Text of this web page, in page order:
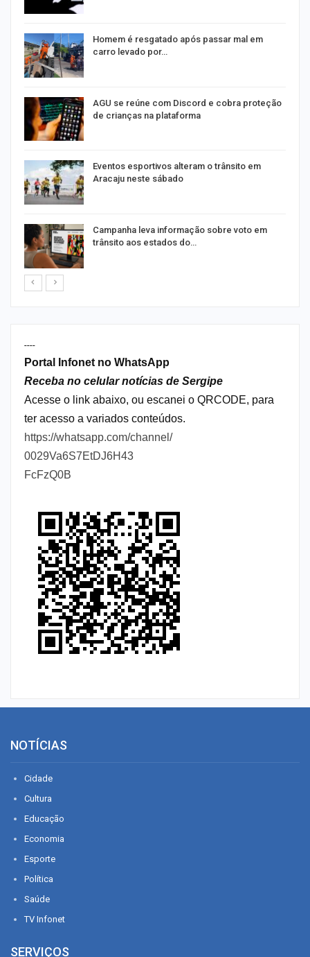
Homem é resgatado após passar mal em
carro levado por…
AGU se reúne com Discord e cobra proteção
de crianças na plataforma
Eventos esportivos alteram o trânsito em
Aracaju neste sábado
Campanha leva informação sobre voto em
trânsito aos estados do…
----
Portal Infonet no WhatsApp
Receba no celular notícias de Sergipe
Acesse o link abaixo, ou escanei o QRCODE, para
ter acesso a variados conteúdos.
https://whatsapp.com/channel/
0029Va6S7EtDJ6H43
FcFzQ0B
NOTÍCIAS
Cidade
Cultura
Educação
Economia
Esporte
Política
Saúde
TV Infonet
SERVIÇOS